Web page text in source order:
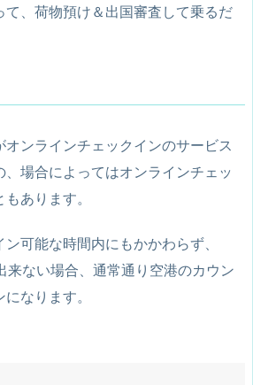
て、荷物預け＆出国審査して乗るだ
ンラインチェックインのサービス
場合によってはオンラインチェッ
あります。
可能な時間内にもかかわらず、
来ない場合、通常通り空港のカウン
なります。